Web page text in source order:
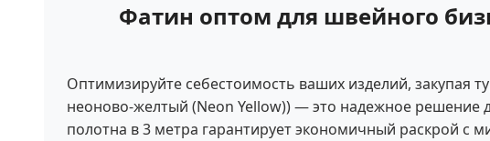
Фатин оптом для швейного
Оптимизируйте себестоимость ваших изделий, закупая
неоново-желтый (Neon Yellow)) — это надежное решение
полотна в 3 метра гарантирует экономичный раскрой с